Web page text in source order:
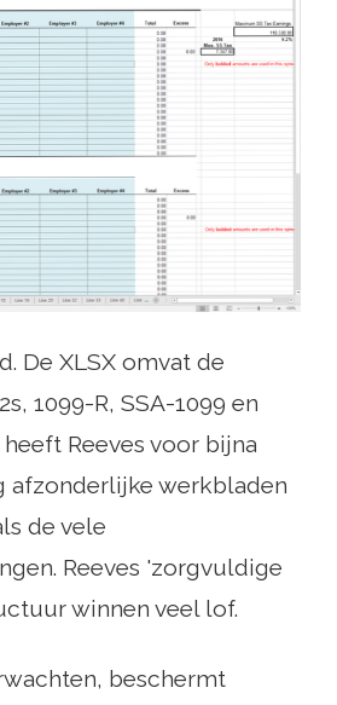
De XLSX omvat de
1099-R, SSA-1099 en
heeft Reeves voor bijna
afzonderlijke werkbladen
de vele
Reeves 'zorgvuldige
winnen veel lof.
beschermt